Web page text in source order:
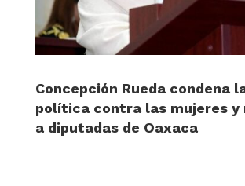
Concepción Rueda condena
política contra las mujeres y
a diputadas de Oaxaca